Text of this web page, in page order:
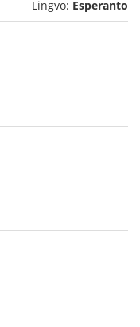
Lingvo: Esperanto